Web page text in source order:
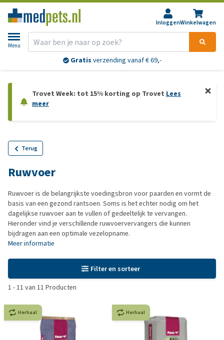
InloggenWinkelwagen
Menu
Gratis verzending vanaf € 69,-
Trovet Week: tot 15% korting op Trovet Lees
meer
Terug
Ruwvoer
Ruwvoer is de belangrijkste voedingsbron voor paarden en vormt de
basis van een gezond rantsoen. Soms is het echter nodig om het
dagelijkse ruwvoer aan te vullen of gedeeltelijk te vervangen.
Hieronder vind je verschillende ruwvoervervangers die kunnen
bijdragen aan een optimale vezelopname.
Meer informatie
Filter en sorteer
1 -11 van 11 Producten
Herhaal Herhaal